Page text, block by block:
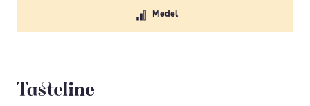
Medel
Tasteline startsida